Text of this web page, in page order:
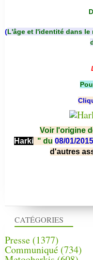
CATÉGORIES
Presse (1377)
Communiqué (734)
(L'âge et l'identité dans
Voir l'origine
Harki " du 08/01/2015
d'autres